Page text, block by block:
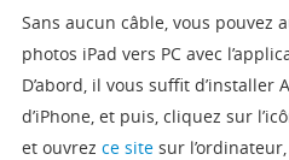
Sans aucun câble, vous pouvez
photos iPad vers PC avec
D’abord, il vous suffit d’installer
d’iPhone, et puis, cliquez sur
et ouvrez ce sitesur